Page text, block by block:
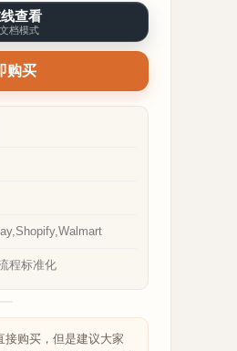
查看
档模式
购买
程标准化
接购买，但是建议大家